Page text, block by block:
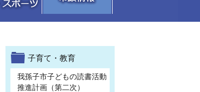
子育て・教育
我孫子市子どもの読書活動
推進計画（第二次）